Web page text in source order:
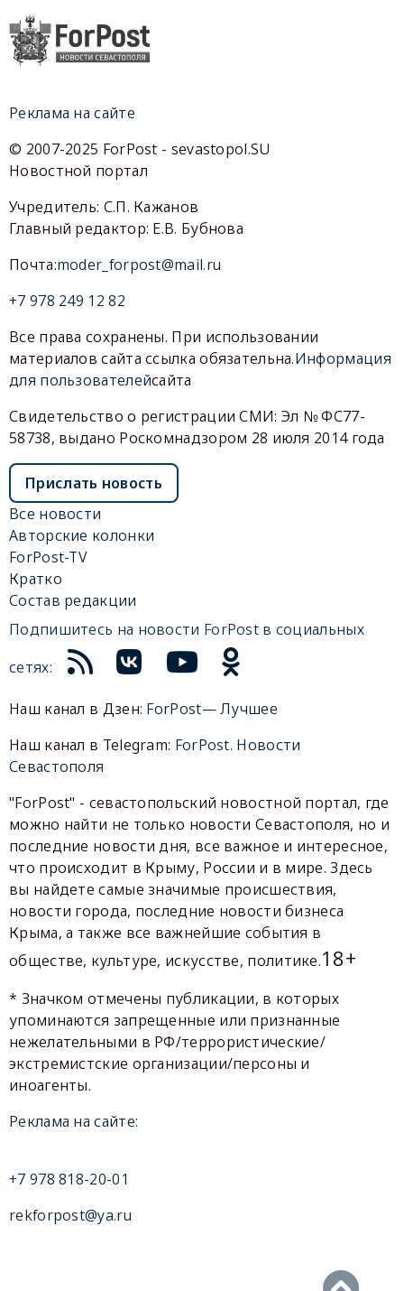
Реклама на сайте
© 2007-2025 ForPost - sevastopol.SU
Новостной портал
Учредитель: С.П. Кажанов
Главный редактор: Е.В. Бубнова
Почта:moder_forpost@mail.ru
+7 978 249 12 82
Все права сохранены. При использовании
материалов сайта ссылка обязательна.Информация
для пользователейсайта
Свидетельство о регистрации СМИ: Эл № ФС77-
58738, выдано Роскомнадзором 28 июля 2014 года
Прислать новость
Все новости
Авторские колонки
ForPost-TV
Кратко
Состав редакции
Подпишитесь на новости ForPost в социальных
сетях:
Наш канал в Дзен: ForPost— Лучшее
Наш канал в Telegram: ForPost. Новости
Севастополя
"ForPost" - севастопольский новостной портал, где
можно найти не только новости Севастополя, но и
последние новости дня, все важное и интересное,
что происходит в Крыму, России и в мире. Здесь
вы найдете самые значимые происшествия,
новости города, последние новости бизнеса
Крыма, а также все важнейшие события в
обществе, культуре, искусстве, политике.18+
* Значком отмечены публикации, в которых
упоминаются запрещенные или признанные
нежелательными в РФ/террористические/
экстремистские организации/персоны и
иноагенты.
Реклама на сайте:
+7 978 818-20-01
rekforpost@ya.ru